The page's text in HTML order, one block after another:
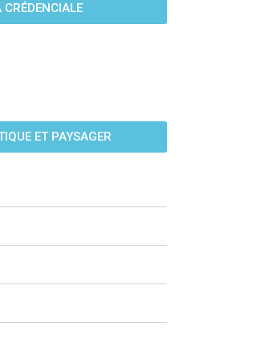
ET PAYSAGER